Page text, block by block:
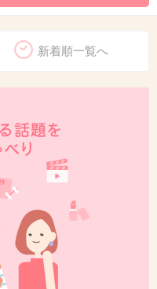
新着順一覧へ